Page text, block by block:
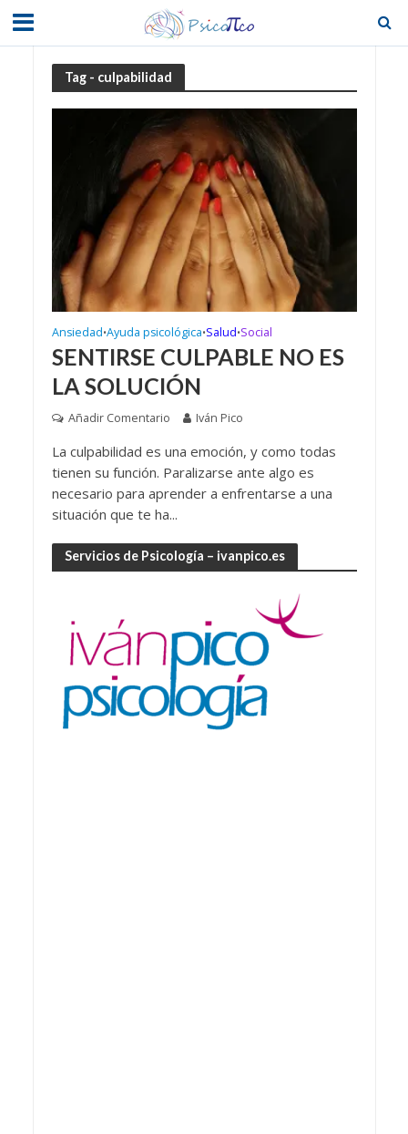
Tag - culpabilidad
Ansiedad•Ayuda psicológica•Salud•Social
SENTIRSE CULPABLE NO ES
LA SOLUCIÓN
Añadir Comentario Iván Pico
La culpabilidad es una emoción, y como todas
tienen su función. Paralizarse ante algo es
necesario para aprender a enfrentarse a una
situación que te ha...
Servicios de Psicología – ivanpico.es